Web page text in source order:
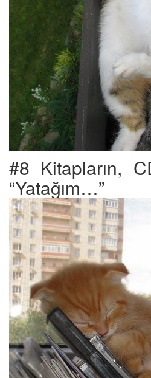
#8 Kitapların,
“Yatağım…”